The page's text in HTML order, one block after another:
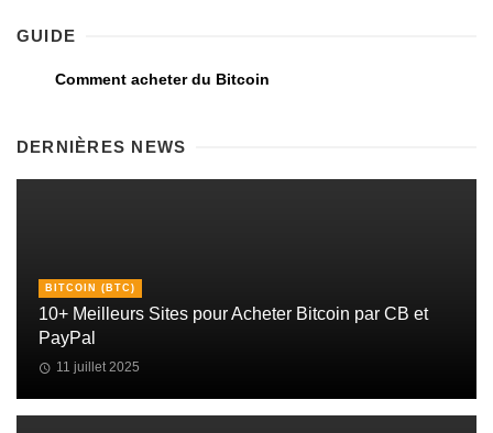
GUIDE
Comment acheter du Bitcoin
DERNIÈRES NEWS
BITCOIN (BTC)
10+ Meilleurs Sites pour Acheter Bitcoin par CB et
PayPal
11 juillet 2025